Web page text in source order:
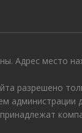
Адрес место
разрешено
администрации